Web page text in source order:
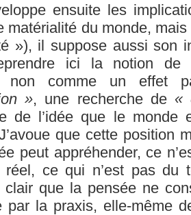
ensuite les
matérialité du monde,
»), il suppose aussi son
ici la notion
non comme un effet
», une recherche de «
de l’idée que le monde
que cette position
peut appréhender, ce
réel, ce qui n’est pas du
clair que la pensée ne
par la praxis, elle-même